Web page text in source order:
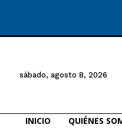
sábado, agosto 8, 2026
INICIO QUIÉNES